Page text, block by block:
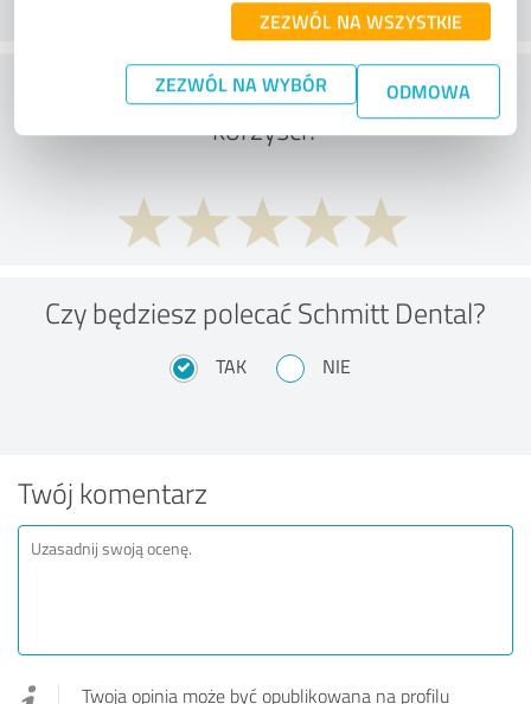
ZEZWÓL NA WSZYSTKIE
ZEZWÓL NA WYBÓR ODMOWA
Co sądzisz o stosunku kosztów do
korzyści?
Czy będziesz polecać Schmitt Dental?
TAK NIE
Twój komentarz
Twoja opinia może być opublikowana na profilu